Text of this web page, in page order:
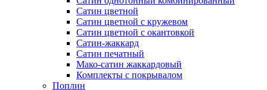
Сатин цветной
Сатин цветной с кружевом
Сатин цветной с окантовкой
Сатин-жаккард
Сатин печатный
Мако-сатин жаккардовый
Комплекты с покрывалом
Поплин